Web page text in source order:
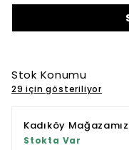
Stok Konumu
29 için gösteriliyor
Kadıköy
Stokta Var